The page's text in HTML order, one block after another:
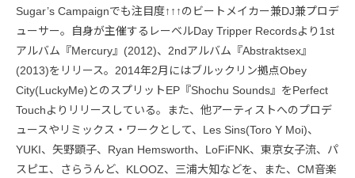
Sugar’s Campaignでも注目度↑↑↑のビートメイカー兼DJ兼プロデ
ューサー。自身が主催するレーベルDay Tripper Recordsより1st
アルバム『Mercury』(2012)、2ndアルバム『Abstraktsex』
(2013)をリリース。2014年2月にはブルックリン拠点Obey
City(LuckyMe)とのスプリットEP『Shochu Sounds』をPerfect
Touchよりリリースしている。また、他アーティストへのプロデ
ュースやリミックス・ワークとして、Les Sins(Toro Y Moi)、
YUKI、矢野顕子、Ryan Hemsworth、LoFiFNK、東京女子流、パ
スピエ、さらうんど、KLOOZ、三浦大知などを、また、CM音楽